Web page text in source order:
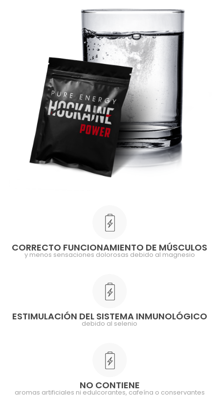
CORRECTO FUNCIONAMIENTO DE MÚSCULOS
y menos sensaciones dolorosas debido al magnesio
ESTIMULACIÓN DEL SISTEMA INMUNOLÓGICO
debido al selenio
NO CONTIENE
aromas artificiales ni edulcorantes, cafeína o conservantes